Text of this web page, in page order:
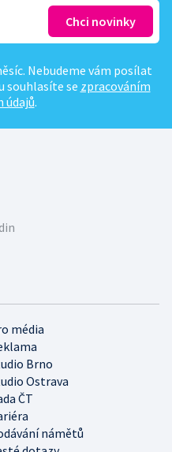
Nebudeme vám posílat
souhlasíte se zpracováním
údajů.